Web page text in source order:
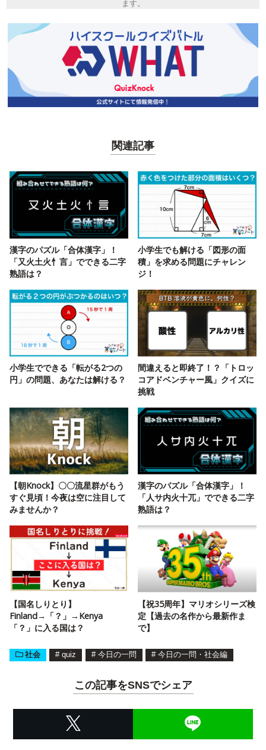
ます。
関連記事
漢字のパズル「合体漢字」！
「又火土火忄言」でできる二字
熟語は？
小学生でも解ける「図形の面
積」を求める問題にチャレン
ジ！
小学生でできる「転がる2つの
円」の問題、あなたは解ける？
間違えると即終了！？「トロッ
コアドベンチャー風」クイズに
挑戦
【朝Knock】〇〇流星群がもう
すぐ見頃！今夜は空に注目して
みませんか？
漢字のパズル「合体漢字」！
「人サ内火十兀」でできる二字
熟語は？
【国名しりとり】
Finland→「？」→Kenya
「？」に入る国は？
【祝35周年】マリオシリーズ検
定【過去の名作から最新作ま
で】
社会 # quiz # 今日の一問 # 今日の一問・社会編
この記事をSNSでシェア